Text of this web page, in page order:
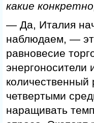
какие
— Да, Италия
наблюдаем, —
равновесие
энергоносители
четвертыми
наращивать